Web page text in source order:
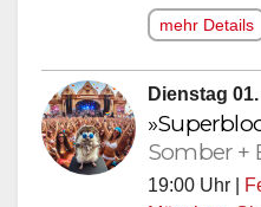
mehr Details
Dienstag
Somber +
19:00 Uhr |